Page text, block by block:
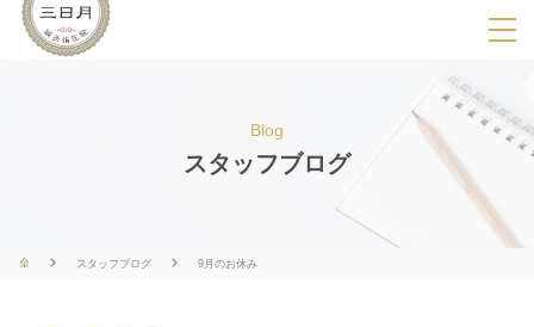
SPメニ
ー
展
用
ボ
Blog
スタッフブログ
スタッフブログ 9月のお休み